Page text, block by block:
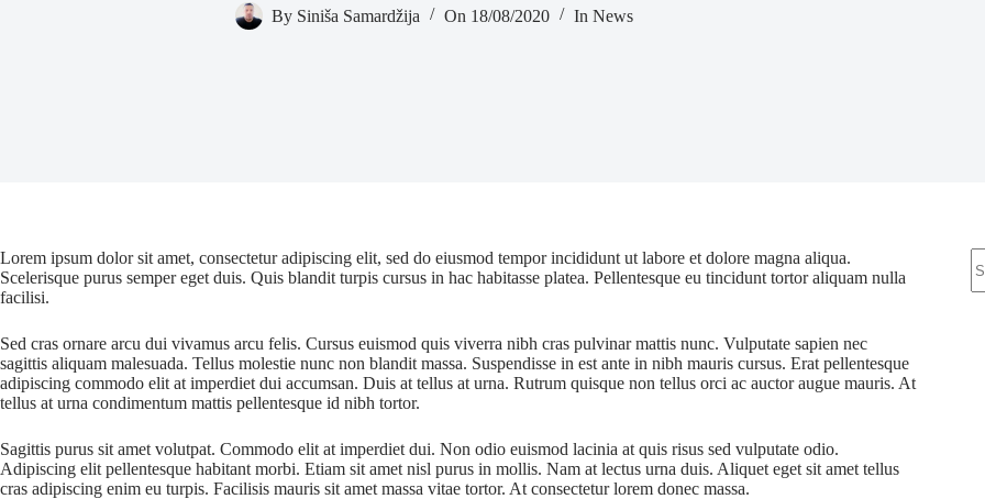
By Siniša Samardžija On 18/08/2020 In News
Lorem ipsum dolor sit amet, consectetur adipiscing elit, sed do eiusmod tempor incididunt ut labore et dolore magna aliqua.
Scelerisque purus semper eget duis. Quis blandit turpis cursus in hac habitasse platea. Pellentesque eu tincidunt tortor aliquam nulla
facilisi.
Sed cras ornare arcu dui vivamus arcu felis. Cursus euismod quis viverra nibh cras pulvinar mattis nunc. Vulputate sapien nec
sagittis aliquam malesuada. Tellus molestie nunc non blandit massa. Suspendisse in est ante in nibh mauris cursus. Erat pellentesque
adipiscing commodo elit at imperdiet dui accumsan. Duis at tellus at urna. Rutrum quisque non tellus orci ac auctor augue mauris. At
tellus at urna condimentum mattis pellentesque id nibh tortor.
Sagittis purus sit amet volutpat. Commodo elit at imperdiet dui. Non odio euismod lacinia at quis risus sed vulputate odio.
Adipiscing elit pellentesque habitant morbi. Etiam sit amet nisl purus in mollis. Nam at lectus urna duis. Aliquet eget sit amet tellus
cras adipiscing enim eu turpis. Facilisis mauris sit amet massa vitae tortor. At consectetur lorem donec massa.